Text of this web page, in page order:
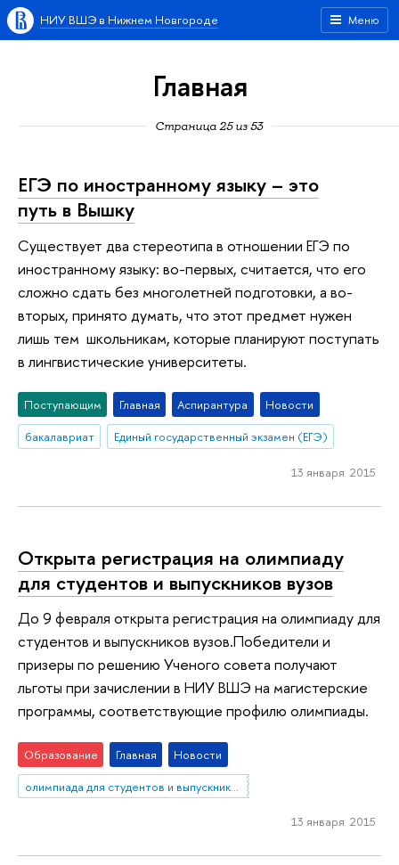
Меню
НИУ ВШЭ в Нижнем Новгороде
Главная
Страница 25 из 53
ЕГЭ по иностранному языку – это
путь в Вышку
Существует два стереотипа в отношении ЕГЭ по
иностранному языку: во-первых, считается, что его
сложно сдать без многолетней подготовки, а во-
вторых, принято думать, что этот предмет нужен
лишь тем школьникам, которые планируют поступать
в лингвистические университеты.
Поступающим Главная Аспирантура
Новости
бакалавриат
Единый государственный экзамен (ЕГЭ)
13 января 2015
Открыта регистрация на олимпиаду
для студентов и выпускников вузов
До 9 февраля открыта регистрация на олимпиаду для
студентов и выпускников вузов.Победители и
призеры по решению Ученого совета получают
льготы при зачислении в НИУ ВШЭ на магистерские
программы, соответствующие профилю олимпиады.
Образование Главная
Новости
олимпиада для студентов и выпускников вузов
13 января 2015